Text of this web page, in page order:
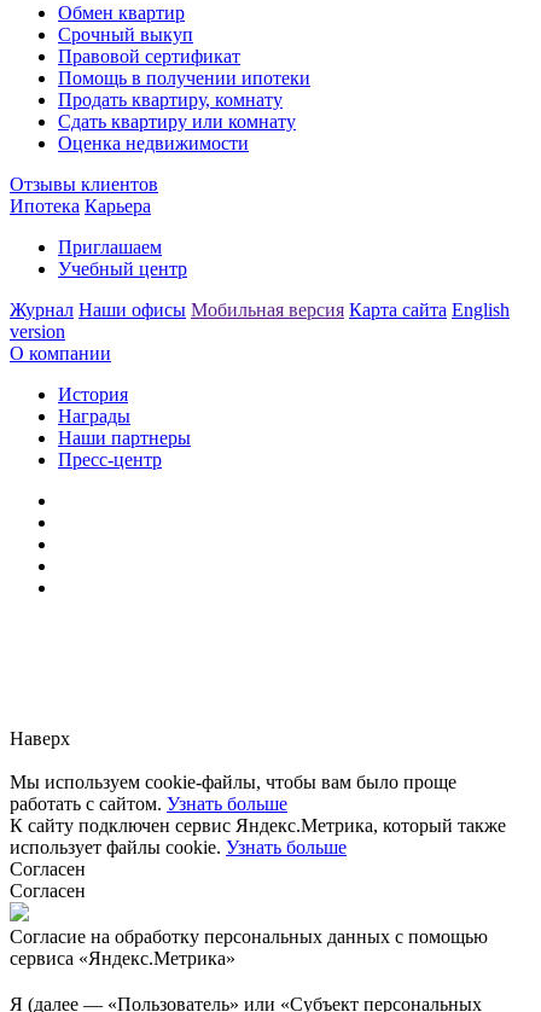
Обмен квартир
Срочный выкуп
Правовой сертификат
Помощь в получении ипотеки
Продать квартиру, комнату
Сдать квартиру или комнату
Оценка недвижимости
Отзывы клиентов
Ипотека Карьера
Приглашаем
Учебный центр
Журнал Наши офисы Мобильная версия Карта сайта English
version
О компании
История
Награды
Наши партнеры
Пресс-центр
Наверх
Мы используем cookie-файлы, чтобы вам было проще
работать с сайтом. Узнать больше
К сайту подключен сервис Яндекс.Метрика, который также
использует файлы cookie. Узнать больше
Согласен
Согласен
Согласие на обработку персональных данных с помощью
сервиса «Яндекс.Метрика»
Я (далее — «Пользователь» или «Субъект персональных